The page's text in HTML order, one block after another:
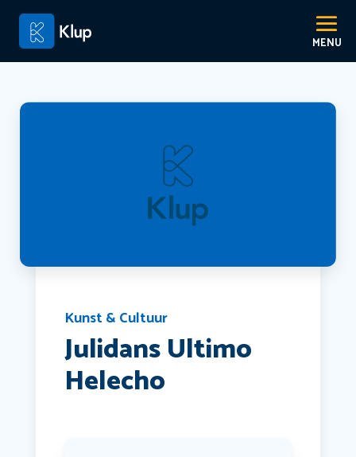
Kunst & Cultuur
Julidans Ultimo
Helecho